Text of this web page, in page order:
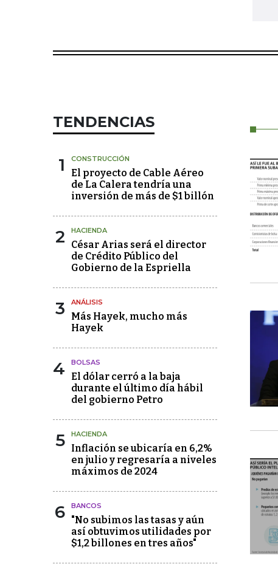
TENDENCIAS
1 CONSTRUCCIÓN
El proyecto de Cable Aéreo
de La Calera tendría una
inversión de más de $1 billón
2 HACIENDA
César Arias será el director
de Crédito Público del
Gobierno de la Espriella
3 ANÁLISIS
Más Hayek, mucho más
Hayek
4 BOLSAS
El dólar cerró a la baja
durante el último día hábil
del gobierno Petro
5 HACIENDA
Inflación se ubicaría en 6,2%
en julio y regresaría a niveles
máximos de 2024
6 BANCOS
"No subimos las tasas y aún
así obtuvimos utilidades por
$1,2 billones en tres años"